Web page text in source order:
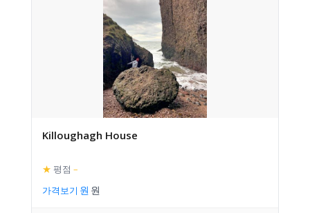
Killoughagh House
★ 평점 –
가격보기